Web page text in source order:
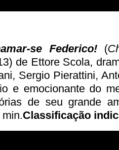
se Federico! (
de Ettore Scola,
Sergio Pierattini,
e emocionante do
de seu grande
min.Classificação